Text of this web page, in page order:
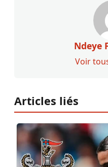
Ndeye
Voir
Articles liés